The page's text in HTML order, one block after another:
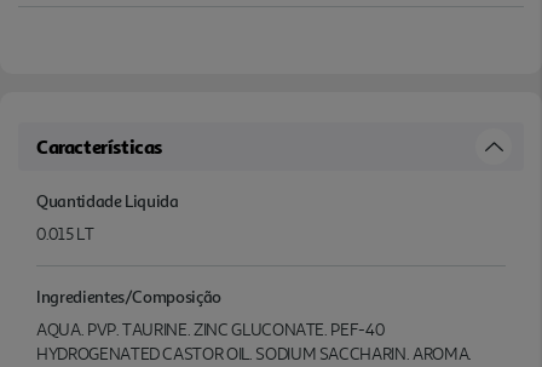
Características
Quantidade Liquida
0.015 LT
Ingredientes/Composição
AQUA. PVP. TAURINE. ZINC GLUCONATE. PEF-40
HYDROGENATED CASTOR OIL. SODIUM SACCHARIN. AROMA.